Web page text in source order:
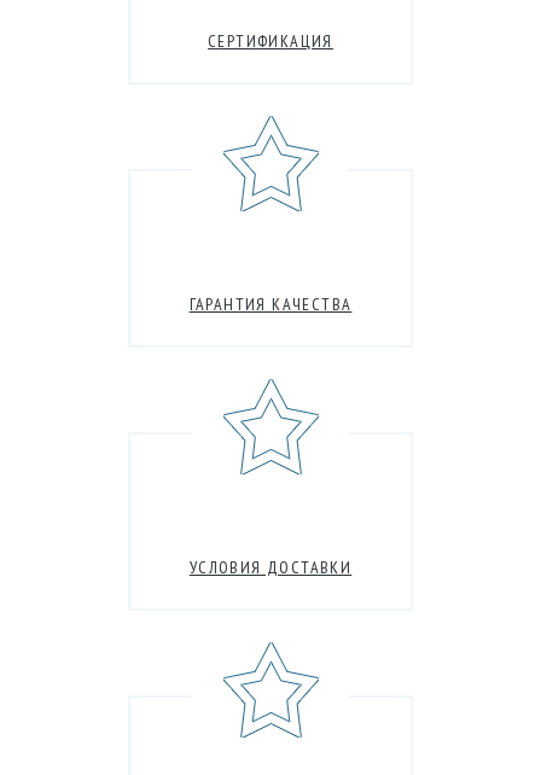
СЕРТИФИКАЦИЯ
ГАРАНТИЯ КАЧЕСТВА
УСЛОВИЯ ДОСТАВКИ